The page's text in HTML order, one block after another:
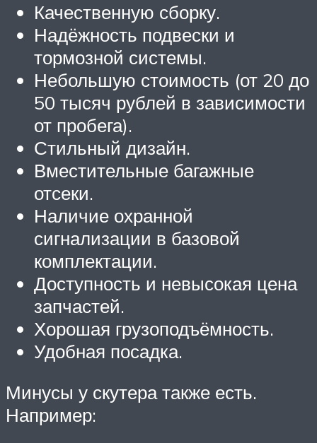
Качественную сборку.
Надёжность подвески и
тормозной системы.
Небольшую стоимость (от 20 до
50 тысяч рублей в зависимости
от пробега).
Стильный дизайн.
Вместительные багажные
отсеки.
Наличие охранной
сигнализации в базовой
комплектации.
Доступность и невысокая цена
запчастей.
Хорошая грузоподъёмность.
Удобная посадка.
Минусы у скутера также есть.
Например: